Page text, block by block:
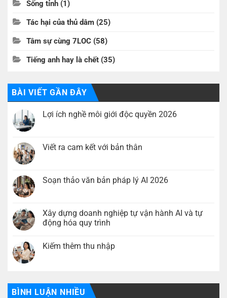
Sống tỉnh (1)
Tác hại của thủ dâm (25)
Tâm sự cùng 7LOC (58)
Tiếng anh hay là chết (35)
BÀI VIẾT GẦN ĐÂY
Lợi ích nghề môi giới độc quyền 2026
luận
ở
môi
giới
Viết ra cam kết với bản thân
luận
ở
kết
với
bản
Soạn thảo văn bản pháp lý AI 2026
luận
ở
Soạn
bản
pháp
Xây dựng doanh nghiệp tự vận hành AI và tự
động hóa quy trình
bình
nghiệp
tự
Kiếm thêm thu nhập
ở
Kiếm
BÌNH LUẬN NHIỀU